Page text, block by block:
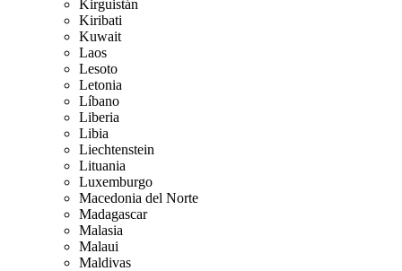
Kirguistán
Kiribati
Kuwait
Laos
Lesoto
Letonia
Líbano
Liberia
Libia
Liechtenstein
Lituania
Luxemburgo
Macedonia del Norte
Madagascar
Malasia
Malaui
Maldivas